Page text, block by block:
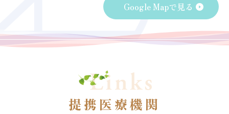
Google Mapで見る
提携医療機関